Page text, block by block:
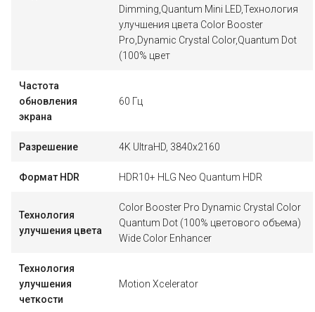
Dimming,Quantum Mini LED,Технология
улучшения цвета Color Booster
Pro,Dynamic Crystal Color,Quantum Dot
(100% цвет
Частота
обновления
экрана
60 Гц
Разрешение 4K UltraHD, 3840x2160
Формат HDR HDR10+ HLG Neo Quantum HDR
Технология
улучшения цвета
Color Booster Pro Dynamic Crystal Color
Quantum Dot (100% цветового объема)
Wide Color Enhancer
Технология
улучшения
четкости
Motion Xcelerator